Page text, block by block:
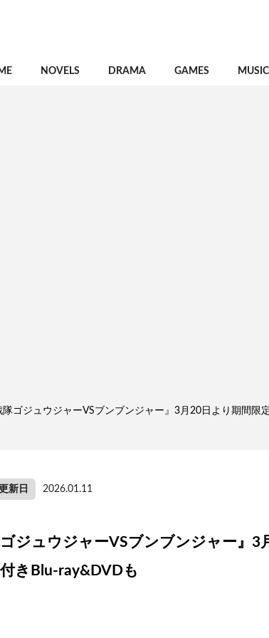
NOVELS DRAMA GAMES MUSIC
隊ゴジュウジャーVSブンブンジャー』3月20日より期間
更新日 2026.01.11
ジュウジャーVSブンブンジャー』3
きBlu-ray&DVDも